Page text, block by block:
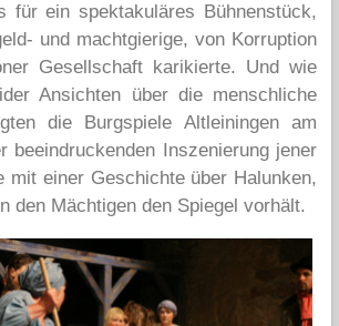
für ein spektakuläres Bühnenstück,
und machtgierige, von Korruption
Gesellschaft karikierte. Und wie
Ansichten über die menschliche
die Burgspiele Altleiningen am
beeindruckenden Inszenierung jener
mit einer Geschichte über Halunken,
den Mächtigen den Spiegel vorhält.